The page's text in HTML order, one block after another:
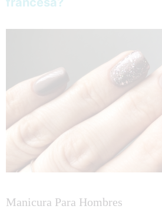
Manicura Para Hombres